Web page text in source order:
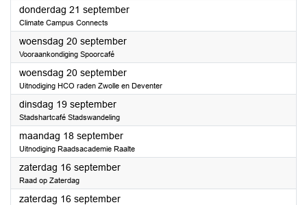
donderdag 21 september2023
Climate Campus Connects
woensdag 20 september2023
Vooraankondiging Spoorcafé
woensdag 20 september2023
Uitnodiging HCO raden Zwolle en Deventer
dinsdag 19 september2023
Stadshartcafé Stadswandeling
maandag 18 september2023
Uitnodiging Raadsacademie Raalte
zaterdag 16 september2023
Raad op Zaterdag
zaterdag 16 september2023